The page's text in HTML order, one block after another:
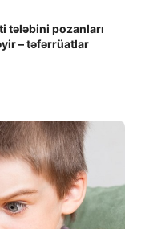
tələbini pozanları
– təfərrüatlar